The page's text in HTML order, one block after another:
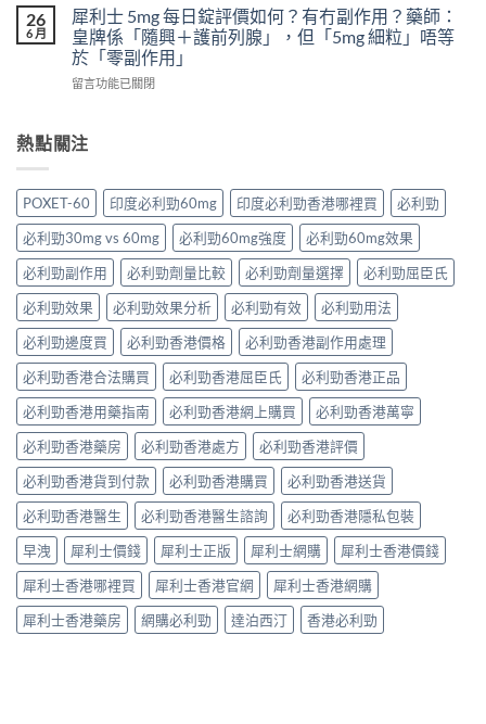
學
風
險
到
替
代
案
一
次
解
析〉
中
分
鐘
舒
法
防
完
整
攻
略
一
次
看〉
中
威
而
鋼
有
什
害：
量、
副
作
用
到
死
線
的
完
整
拆
解〉
中
級
希
愛
力：
改
功
能
礙
治
療
的
突
破
性
藥
物〉
中
26
6 月
犀利士 5mg 每日錠評價如何？有冇副作用？藥師：
皇牌係「隨興＋護前列腺」，但「5mg 細粒」唔等
於「零副作用」
在
士
5mg
日
錠
評
價
如
何？
有
冇
副
作
用？
藥
師：
皇
牌
係
「隨
興
＋
護
前
列
腺」，
但
「5mg
留言功能已關閉
熱點關注
POXET-60 印度必利勁60mg 印度必利勁香港哪裡買
必利勁
必利勁30mg vs 60mg
必利勁60mg強度
必利勁60mg效果
必利勁副作用
必利勁劑量比較 必利勁劑量選擇
必利勁屈臣氏
必利勁效果
必利勁效果分析 必利勁有效
必利勁用法
必利勁邊度買
必利勁香港價格
必利勁香港副作用處理
必利勁香港合法購買
必利勁香港屈臣氏
必利勁香港正品
必利勁香港用藥指南
必利勁香港網上購買
必利勁香港萬寧
必利勁香港藥房
必利勁香港處方
必利勁香港評價
必利勁香港貨到付款
必利勁香港購買
必利勁香港送貨
必利勁香港醫生
必利勁香港醫生諮詢
必利勁香港隱私包裝
早洩
犀利士價錢 犀利士正版 犀利士網購
犀利士香港價錢
犀利士香港哪裡買
犀利士香港官網
犀利士香港網購
犀利士香港藥房
網購必利勁 達泊西汀 香港必利勁